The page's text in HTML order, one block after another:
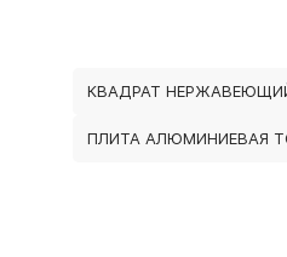
КВАДРАТ
ПЛИТА АЛЮМИНИЕВАЯ